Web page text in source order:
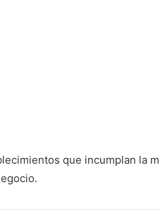
que incumplan la